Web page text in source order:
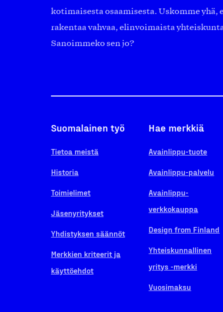
kotimaisesta osaamisesta. Uskomme yhä,
rakentaa vahvaa, elinvoimaista
Sanoimmeko sen jo?
Suomalainen työ
Tietoa meistä
Historia
Toimielimet
Jäsenyritykset
Yhdistyksen säännöt
Merkkien kriteerit ja
käyttöehdot
Hae merkkiä
Avainlippu-tuote
Avainlippu-palvelu
Avainlippu-
verkkokauppa
Design from Finland
Yhteiskunnallinen
yritys -merkki
Vuosimaksu